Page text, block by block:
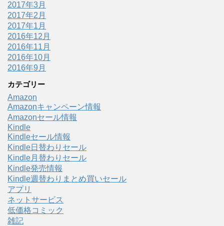
2017年3月
2017年2月
2017年1月
2016年12月
2016年11月
2016年10月
2016年9月
カテゴリー
Amazon
Amazonキャンペーン情報
Amazonセール情報
Kindle
Kindleセール情報
Kindle日替わりセール
Kindle月替わりセール
Kindle発売情報
Kindle週替わりまとめ買いセール
アプリ
ネットサービス
低価格コミック
雑記